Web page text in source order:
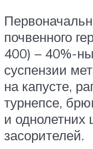
почвенного
400) – 40%-
суспензии
на капусте,
турнепсе,
и однолетних
засорителей.